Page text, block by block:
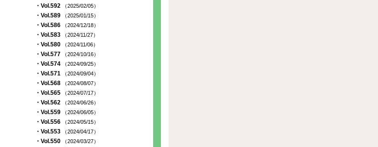
・Vol.592 （2025/02/05）
・Vol.589 （2025/01/15）
・Vol.586 （2024/12/18）
・Vol.583 （2024/11/27）
・Vol.580 （2024/11/06）
・Vol.577 （2024/10/16）
・Vol.574 （2024/09/25）
・Vol.571 （2024/09/04）
・Vol.568 （2024/08/07）
・Vol.565 （2024/07/17）
・Vol.562 （2024/06/26）
・Vol.559 （2024/06/05）
・Vol.556 （2024/05/15）
・Vol.553 （2024/04/17）
・Vol.550 （2024/03/27）